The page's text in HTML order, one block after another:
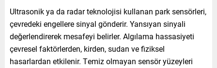
Ultrasonik ya da radar teknolojisi kullanan park sensörleri,
çevredeki engellere sinyal gönderir. Yansıyan sinyali
değerlendirerek mesafeyi belirler. Algılama hassasiyeti
çevresel faktörlerden, kirden, sudan ve fiziksel
hasarlardan etkilenir. Temiz olmayan sensör yüzeyleri